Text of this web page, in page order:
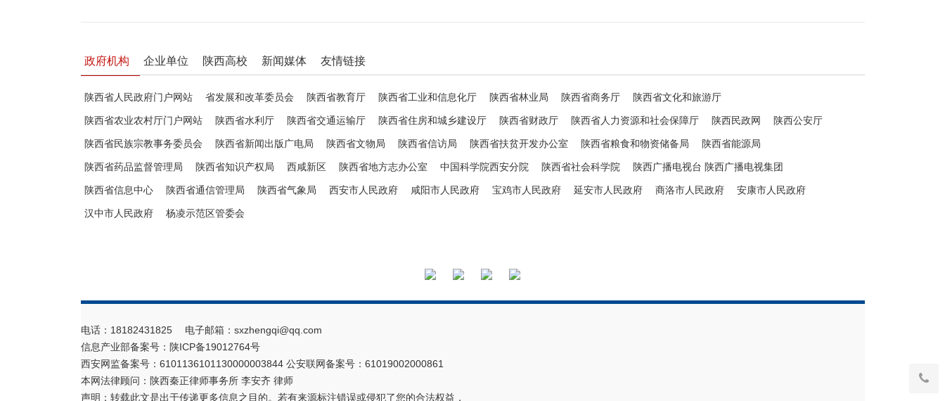
政府机构 企业单位 陕西高校 新闻媒体 友情链接
陕西省人民政府门户网站 省发展和改革委员会 陕西省教育厅 陕西省工业和信息化厅 陕西省林业局 陕西省商务厅 陕西省文化和旅游厅
陕西省农业农村厅门户网站 陕西省水利厅 陕西省交通运输厅 陕西省住房和城乡建设厅 陕西省财政厅 陕西省人力资源和社会保障厅 陕西民政网 陕西公安厅
陕西省民族宗教事务委员会 陕西省新闻出版广电局 陕西省文物局 陕西省信访局 陕西省扶贫开发办公室 陕西省粮食和物资储备局 陕西省能源局
陕西省药品监督管理局 陕西省知识产权局 西咸新区 陕西省地方志办公室 中国科学院西安分院 陕西省社会科学院 陕西广播电视台 陕西广播电视集团
陕西省信息中心 陕西省通信管理局 陕西省气象局 西安市人民政府 咸阳市人民政府 宝鸡市人民政府 延安市人民政府 商洛市人民政府 安康市人民政府
汉中市人民政府 杨凌示范区管委会
电话：18182431825 电子邮箱：sxzhengqi@qq.com
信息产业部备案号： 陕ICP备19012764号
西安网监备案号：6101136101130000003844 公安联网备案号：61019002000861
本网法律顾问：陕西秦正律师事务所 李安齐 律师
声明：转载此文是出于传递更多信息之目的。若有来源标注错误或侵犯了您的合法权益，